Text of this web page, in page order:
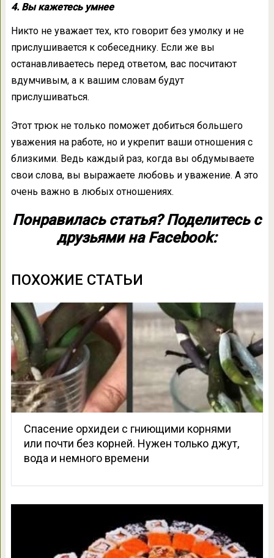
4. Вы кажетесь умнее
Никто не уважает тех, кто говорит без умолку и не
прислушивается к собеседнику. Если же вы
останавливаетесь перед ответом, вас посчитают
вдумчивым, а к вашим словам будут
прислушиваться.
Этот трюк не только поможет добиться большего
уважения на работе, но и укрепит ваши отношения с
близкими. Ведь каждый раз, когда вы обдумываете
свои слова, вы выражаете любовь и уважение. А это
очень важно в любых отношениях.
Понравилась статья? Поделитесь с
друзьями на Facebook:
ПОХОЖИЕ СТАТЬИ
Спасение орхидеи с гниющими корнями
или почти без корней. Нужен только джут,
вода и немного времени